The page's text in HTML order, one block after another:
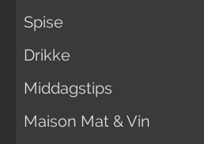
Spise
Drikke
Middagstips
Maison Mat & Vin